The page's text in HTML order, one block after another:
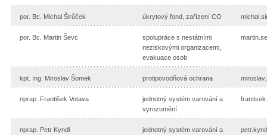
por. Bc. Michal Širůček úkrytový fond, zařízení CO
por. Bc. Martin Ševc
spolupráce s nestátními
neziskovými organizacemi,
evakuace osob
kpt. Ing. Miroslav Šomek protipovodňová ochrana
nprap. František Votava
jednotný systém varování a
vyrozumění
nprap. Petr Kyndl
jednotný systém varování a